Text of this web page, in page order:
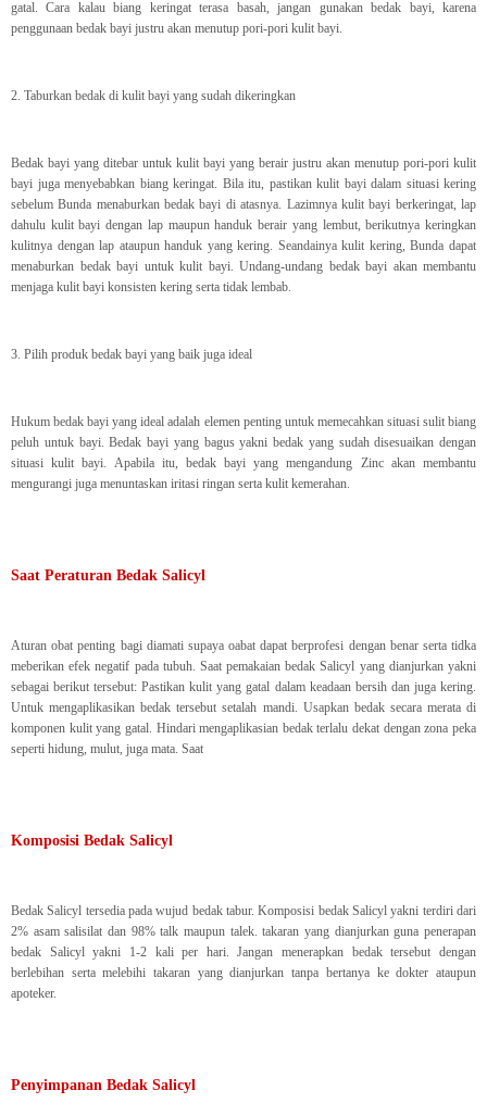
gatal. Cara kalau biang keringat terasa basah, jangan gunakan bedak bayi, karena
penggunaan bedak bayi justru akan menutup pori-pori kulit bayi.
2. Taburkan bedak di kulit bayi yang sudah dikeringkan
Bedak bayi yang ditebar untuk kulit bayi yang berair justru akan menutup pori-pori kulit
bayi juga menyebabkan biang keringat. Bila itu, pastikan kulit bayi dalam situasi kering
sebelum Bunda menaburkan bedak bayi di atasnya. Lazimnya kulit bayi berkeringat, lap
dahulu kulit bayi dengan lap maupun handuk berair yang lembut, berikutnya keringkan
kulitnya dengan lap ataupun handuk yang kering. Seandainya kulit kering, Bunda dapat
menaburkan bedak bayi untuk kulit bayi. Undang-undang bedak bayi akan membantu
menjaga kulit bayi konsisten kering serta tidak lembab.
3. Pilih produk bedak bayi yang baik juga ideal
Hukum bedak bayi yang ideal adalah elemen penting untuk memecahkan situasi sulit biang
peluh untuk bayi. Bedak bayi yang bagus yakni bedak yang sudah disesuaikan dengan
situasi kulit bayi. Apabila itu, bedak bayi yang mengandung Zinc akan membantu
mengurangi juga menuntaskan iritasi ringan serta kulit kemerahan.
Saat Peraturan Bedak Salicyl
Aturan obat penting bagi diamati supaya oabat dapat berprofesi dengan benar serta tidka
meberikan efek negatif pada tubuh. Saat pemakaian bedak Salicyl yang dianjurkan yakni
sebagai berikut tersebut: Pastikan kulit yang gatal dalam keadaan bersih dan juga kering.
Untuk mengaplikasikan bedak tersebut setalah mandi. Usapkan bedak secara merata di
komponen kulit yang gatal. Hindari mengaplikasian bedak terlalu dekat dengan zona peka
seperti hidung, mulut, juga mata. Saat
Komposisi Bedak Salicyl
Bedak Salicyl tersedia pada wujud bedak tabur. Komposisi bedak Salicyl yakni terdiri dari
2% asam salisilat dan 98% talk maupun talek. takaran yang dianjurkan guna penerapan
bedak Salicyl yakni 1-2 kali per hari. Jangan menerapkan bedak tersebut dengan
berlebihan serta melebihi takaran yang dianjurkan tanpa bertanya ke dokter ataupun
apoteker.
Penyimpanan Bedak Salicyl